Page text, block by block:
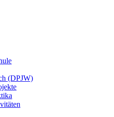
(DPJW)